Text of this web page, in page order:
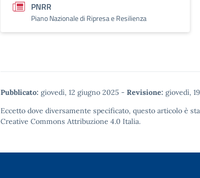
PNRR
Piano Nazionale di Ripresa e Resilienza
Pubblicato: giovedì, 12 giugno 2025 - Revisione: giovedì,
Eccetto dove diversamente specificato, questo articolo è
Creative Commons Attribuzione 4.0 Italia.